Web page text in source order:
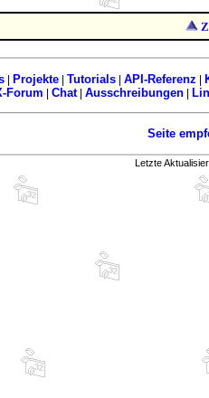
| Projekte| Tutorials| API-Referenz
Forum
Chat| Ausschreibungen
Seite
Letzte